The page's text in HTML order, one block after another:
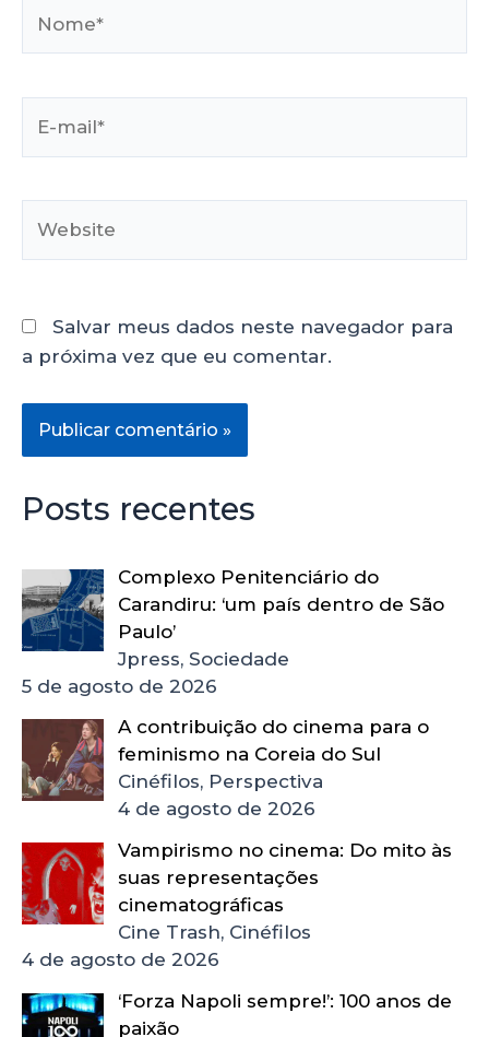
Salvar meus dados neste navegador para
a próxima vez que eu comentar.
Posts recentes
Complexo Penitenciário do
Carandiru: ‘um país dentro de São
Paulo’
Jpress, Sociedade
5 de agosto de 2026
A contribuição do cinema para o
feminismo na Coreia do Sul
Cinéfilos, Perspectiva
4 de agosto de 2026
Vampirismo no cinema: Do mito às
suas representações
cinematográficas
Cine Trash, Cinéfilos
4 de agosto de 2026
‘Forza Napoli sempre!’: 100 anos de
paixão